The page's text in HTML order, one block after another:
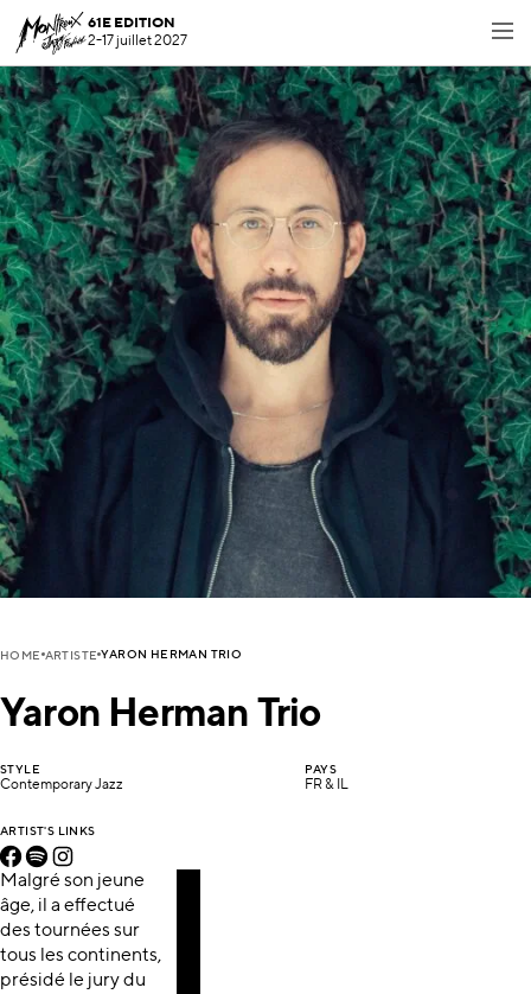
61E EDITION
2-17 juillet 2027
HOME ARTISTE YARON HERMAN TRIO
Yaron Herman Trio
STYLE
Contemporary Jazz
PAYS
FR & IL
ARTIST'S LINKS
Malgré son jeune
âge, il a effectué
des tournées sur
tous les continents,
présidé le jury du